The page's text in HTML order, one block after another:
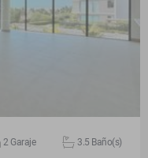
2 Garaje 3.5 Baño(s)